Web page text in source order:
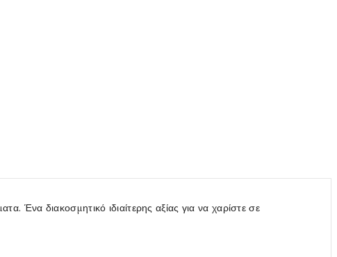
Ένα διακοσμητικό ιδιαίτερης αξίας για να χαρίστε σε